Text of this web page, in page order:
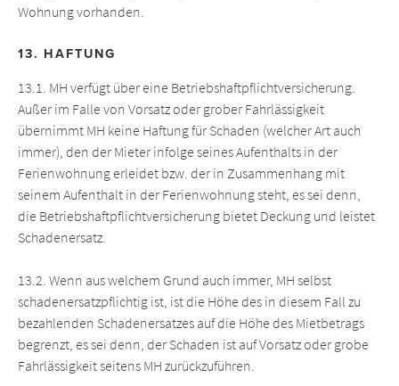
Wohnung vorhanden.
13. HAFTUNG
13.1. MH verfügt über eine Betriebshaftpflichtversicherung.
Außer im Falle von Vorsatz oder grober Fahrlässigkeit
übernimmt MH keine Haftung für Schaden (welcher Art auch
immer), den der Mieter infolge seines Aufenthalts in der
Ferienwohnung erleidet bzw. der in Zusammenhang mit
seinem Aufenthalt in der Ferienwohnung steht, es sei denn,
die Betriebshaftpflichtversicherung bietet Deckung und leistet
Schadenersatz.
13.2. Wenn aus welchem Grund auch immer, MH selbst
schadenersatzpflichtig ist, ist die Höhe des in diesem Fall zu
bezahlenden Schadenersatzes auf die Höhe des Mietbetrags
begrenzt, es sei denn, der Schaden ist auf Vorsatz oder grobe
Fahrlässigkeit seitens MH zurückzuführen.